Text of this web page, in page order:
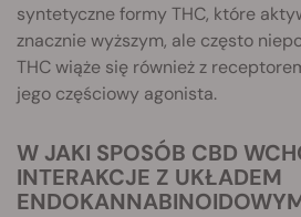
syntetyczne formy THC, które
znacznie wyższym, ale często
THC wiąże się również z
jego częściowy agonista.
W JAKI SPOSÓB CBD WCHODZI W
INTERAKCJE Z UKŁADEM